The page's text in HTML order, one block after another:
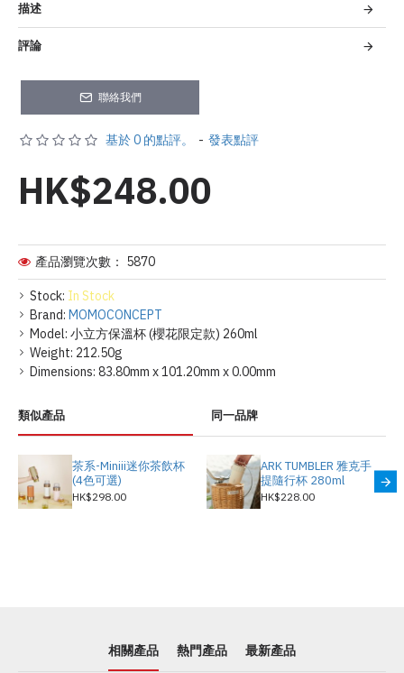
描述
評論
聯絡我們
Stock: In Stock
Brand: MOMOCONCEPT
Model: 小立方保溫杯 (櫻花限定款) 260ml
Weight: 212.50g
Dimensions: 83.80mm x 101.20mm x 0.00mm
產品瀏覽次數： 5870
基於 0 的點評。 - 發表點評
HK$248.00
類似產品 同一品牌
茶系-Miniii迷你茶飲杯
(4色可選)
HK$298.00
ARK TUMBLER 雅克手
提隨行杯 280ml
HK$228.00
相關產品 熱門產品 最新產品